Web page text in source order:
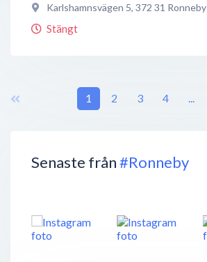
Senaste från#Ronneby
Karlshamnsvägen 5, 372 31 Ronneby
Stängt
1 2 3 4 ...